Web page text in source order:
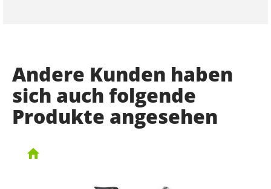
Andere Kunden haben
sich auch folgende
Produkte angesehen